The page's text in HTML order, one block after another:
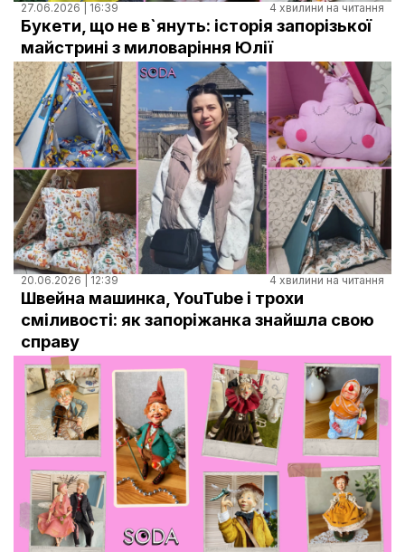
Правила використання матеріалів
Документи
27.06.2026 | 16:39 4 хвилини на читання
Букети, що не в`януть: історія запорізької
майстрині з миловаріння Юлії
20.06.2026 | 12:39 4 хвилини на читання
Швейна машинка, YouTube і трохи
сміливості: як запоріжанка знайшла свою
справу